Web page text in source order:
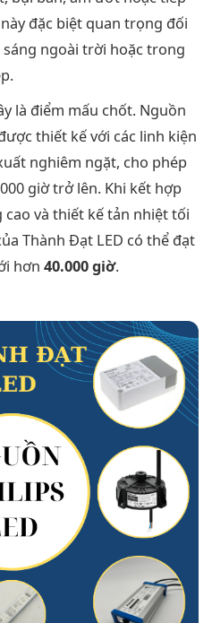
đặc biệt quan trọng đối
ngoài trời hoặc trong
là điểm mấu chốt. Nguồn
thiết kế với các linh kiện
nghiêm ngặt, cho phép
giờ trở lên. Khi kết hợp
cao và thiết kế tản nhiệt tối
Thành Đạt LED có thể đạt
hơn40.000 giờ.